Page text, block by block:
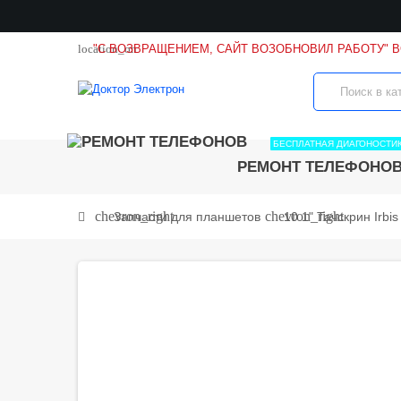
location_on
"С ВОЗВРАЩЕНИЕМ, САЙТ ВОЗОБНОВИЛ РАБОТУ"
РЕМОНТ
БЕСПЛАТНАЯ
chevron_right
Запчасти для планшетов chevron_right
10.1" Тачскрин